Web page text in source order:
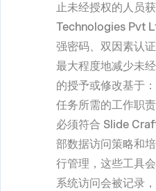
止未经授权的人员
Technologies Pvt
强密码、双因素认
最大程度地减少未
的授予或修改基于
任务所需的工作职
必须符合 Slide
部数据访问策略和
行管理，这些工具
系统访问会被记录